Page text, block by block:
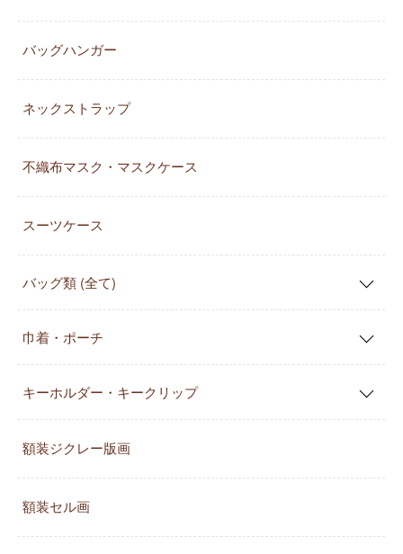
バッグハンガー
ネックストラップ
不織布マスク・マスクケース
スーツケース
バッグ類 (全て)
巾着・ポーチ
キーホルダー・キークリップ
額装ジクレー版画
額装セル画